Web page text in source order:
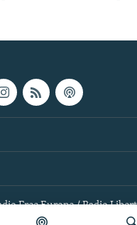
Free Europe / Radio